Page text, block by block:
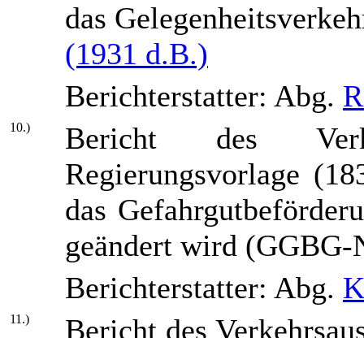
das
(1931 d.B.)
Berichterstatter: Abg.
10.)
Bericht des
Regierungsvorlage
das
geändert wird
Berichterstatter: Abg.
11.) Bericht des